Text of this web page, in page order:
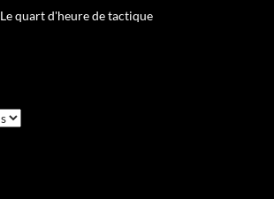
Le quart d'heure de tactique